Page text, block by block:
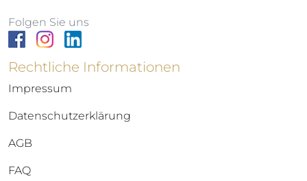
Folgen Sie uns
Rechtliche Informationen
Impressum
Datenschutzerklärung
AGB
FAQ